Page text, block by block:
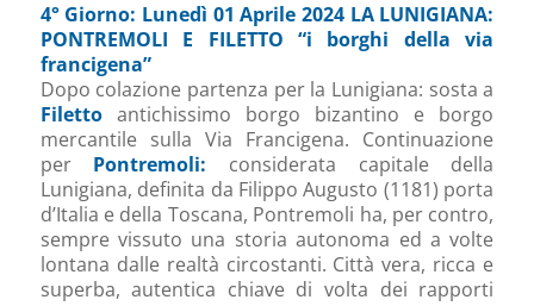
4° Giorno: Lunedì 01 Aprile 2024 LA LUNIGIANA:
PONTREMOLI E FILETTO “i borghi della via
francigena”
Dopo colazione partenza per la Lunigiana: sosta a
Filettoantichissimo borgo bizantino e borgo
mercantile sulla Via Francigena. Continuazione
per Pontremoli: considerata capitale della
Lunigiana, definita da Filippo Augusto (1181) porta
d’Italia e della Toscana, Pontremoli ha, per contro,
sempre vissuto una storia autonoma ed a volte
lontana dalle realtà circostanti. Città vera, ricca e
superba, autentica chiave di volta dei rapporti